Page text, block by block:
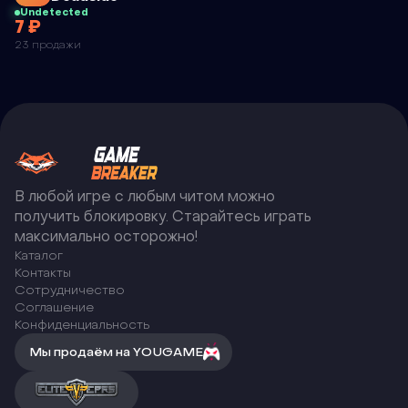
MALEVOLENCE
Undetected
7 ₽
23 продажи
В любой игре с любым читом можно
получить блокировку. Старайтесь играть
максимально осторожно!
Каталог
Контакты
Сотрудничество
Соглашение
Конфиденциальность
Мы продаём на YOUGAME